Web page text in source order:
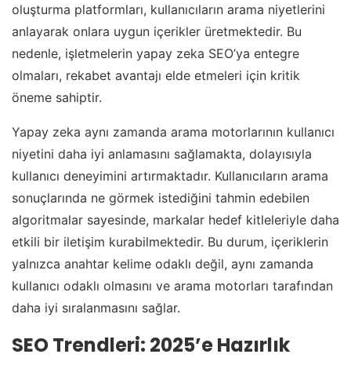
oluşturma platformları, kullanıcıların arama niyetlerini
anlayarak onlara uygun içerikler üretmektedir. Bu
nedenle, işletmelerin yapay zeka SEO’ya entegre
olmaları, rekabet avantajı elde etmeleri için kritik
öneme sahiptir.
Yapay zeka aynı zamanda arama motorlarının kullanıcı
niyetini daha iyi anlamasını sağlamakta, dolayısıyla
kullanıcı deneyimini artırmaktadır. Kullanıcıların arama
sonuçlarında ne görmek istediğini tahmin edebilen
algoritmalar sayesinde, markalar hedef kitleleriyle daha
etkili bir iletişim kurabilmektedir. Bu durum, içeriklerin
yalnızca anahtar kelime odaklı değil, aynı zamanda
kullanıcı odaklı olmasını ve arama motorları tarafından
daha iyi sıralanmasını sağlar.
SEO Trendleri: 2025’e Hazırlık